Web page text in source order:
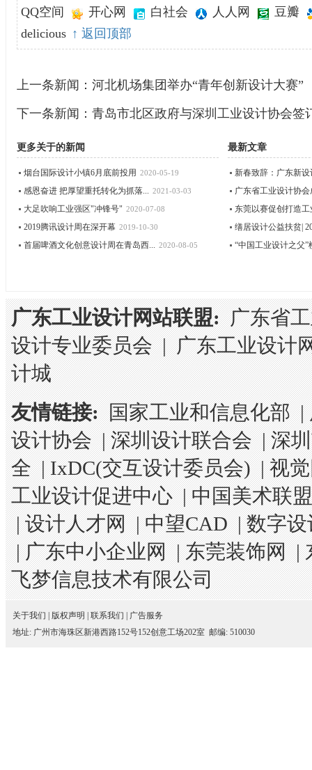
QQ空间
开心网 白社会 人人网
豆瓣
delicious ↑ 返回顶部
上一条新闻： 河北机场集团举办“青年创新设计大赛”
下一条新闻： 青岛市北区政府与深圳工业设计协会签
更多关于的新闻
烟台国际设计小镇6月底前投用 2020-05-19
感恩奋进 把厚望重托转化为抓落... 2021-03-03
大足吹响工业强区"冲锋号" 2020-07-08
2019腾讯设计周在深开幕 2019-10-30
首届啤酒文化创意设计周在青岛西... 2020-08-05
最新文章
新春致辞：广东新
广东省工业设计协会
东莞以赛促创打造
缮居设计公益扶贫|
“中国工业设计之父”
广东工业设计网站联盟: 广东省
设计专业委员会|广东工业设计
计城
友情链接: 国家工业和信息化部|
设计协会|深圳设计联合会|深
全|IxDC(交互设计委员会)|视
工业设计促进中心|中国美术联盟
|设计人才网|中望CAD|数字
|广东中小企业网|东莞装饰网|
飞梦信息技术有限公司
关于我们 版权声明 联系我们
广告服务
地址: 广州市海珠区新港西路152号152创意工场202室 邮编: 510030